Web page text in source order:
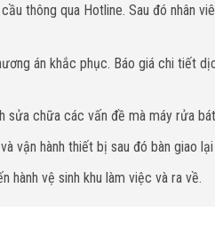
thông qua Hotline. Sau đó nhân
án khắc phục. Báo giá chi tiết
sửa chữa các vấn đề mà máy rửa
vận hành thiết bị sau đó bàn giao lại
hành vệ sinh khu làm việc và ra về.